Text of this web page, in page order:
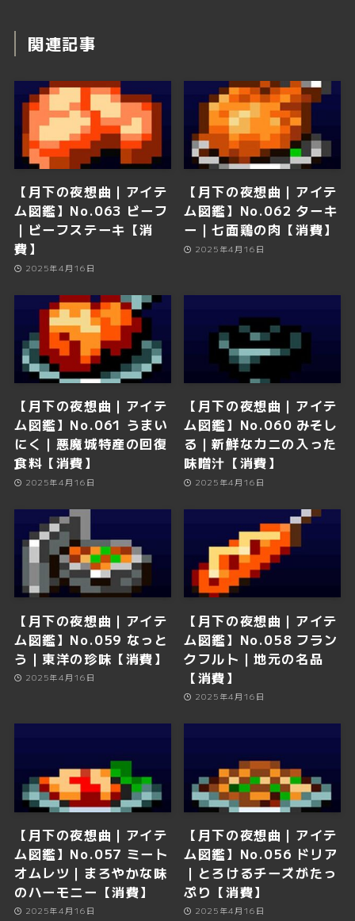
関連記事
【月下の夜想曲｜アイテ
ム図鑑】No.063 ビーフ
｜ビーフステーキ【消
費】
2025年4月16日
【月下の夜想曲｜アイテ
ム図鑑】No.062 ターキ
ー｜七面鶏の肉【消費】
2025年4月16日
【月下の夜想曲｜アイテ
ム図鑑】No.061 うまい
にく｜悪魔城特産の回復
食料【消費】
2025年4月16日
【月下の夜想曲｜アイテ
ム図鑑】No.060 みそし
る｜新鮮なカニの入った
味噌汁【消費】
2025年4月16日
【月下の夜想曲｜アイテ
ム図鑑】No.059 なっと
う｜東洋の珍味【消費】
2025年4月16日
【月下の夜想曲｜アイテ
ム図鑑】No.058 フラン
クフルト｜地元の名品
【消費】
2025年4月16日
【月下の夜想曲｜アイテ
ム図鑑】No.057 ミート
オムレツ｜まろやかな味
のハーモニー【消費】
2025年4月16日
【月下の夜想曲｜アイテ
ム図鑑】No.056 ドリア
｜とろけるチーズがたっ
ぷり【消費】
2025年4月16日